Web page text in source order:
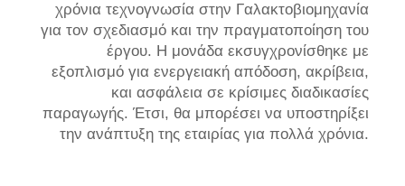
χρόνια τεχνογνωσία στην Γαλακτοβιομηχανία
για τον σχεδιασμό και την πραγματοποίηση του
έργου. Η μονάδα εκσυγχρονίσθηκε με
εξοπλισμό για ενεργειακή απόδοση, ακρίβεια,
και ασφάλεια σε κρίσιμες διαδικασίες
παραγωγής. Έτσι, θα μπορέσει να υποστηρίξει
την ανάπτυξη της εταιρίας για πολλά χρόνια.